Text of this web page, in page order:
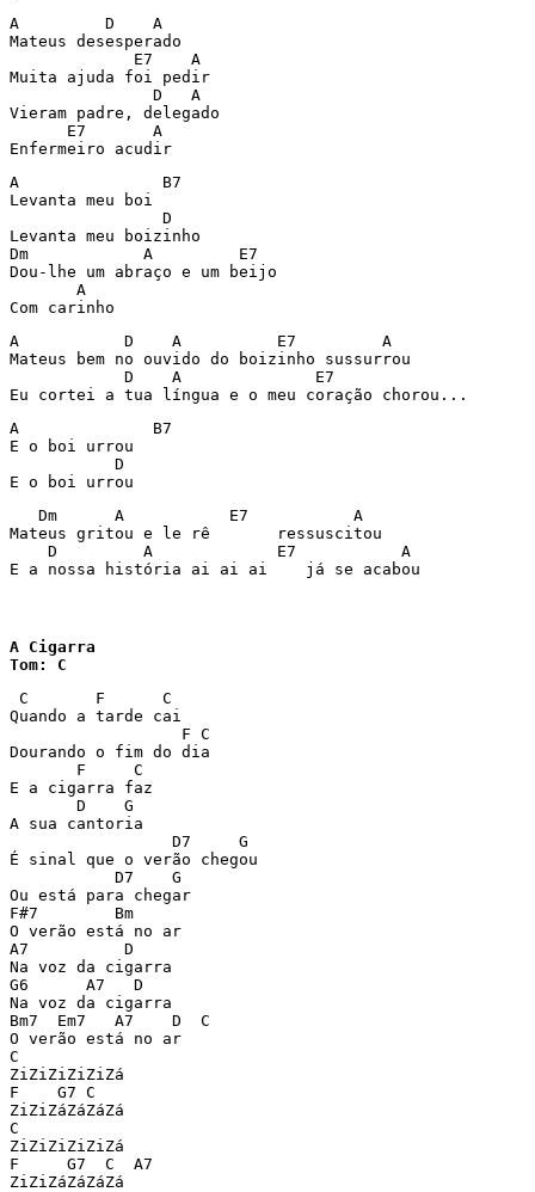
A         D    A
Mateus desesperado
             E7    A
Muita ajuda foi pedir
               D   A
Vieram padre, delegado
      E7       A
Enfermeiro acudir
A               B7
Levanta meu boi
                D
Levanta meu boizinho
Dm            A         E7
Dou-lhe um abraço e um beijo
       A
Com carinho
A           D    A          E7         A
Mateus bem no ouvido do boizinho sussurrou
            D    A              E7
Eu cortei a tua língua e o meu coração chorou...
A              B7
E o boi urrou
           D
E o boi urrou
   Dm      A           E7           A
Mateus gritou e le rê       ressuscitou
    D         A             E7           A
E a nossa história ai ai ai    já se acabou
A Cigarra
Tom: C
C       F      C
Quando a tarde cai
                  F C
Dourando o fim do dia
       F     C
E a cigarra faz
       D    G
A sua cantoria
                 D7     G
É sinal que o verão chegou
           D7    G
Ou está para chegar
F#7        Bm
O verão está no ar
A7          D
Na voz da cigarra
G6      A7   D
Na voz da cigarra
Bm7  Em7   A7    D  C
O verão está no ar
C
ZiZiZiZiZiZá
F    G7 C
ZiZiZáZáZáZá
C
ZiZiZiZiZiZá
F     G7  C  A7
ZiZiZáZáZáZá